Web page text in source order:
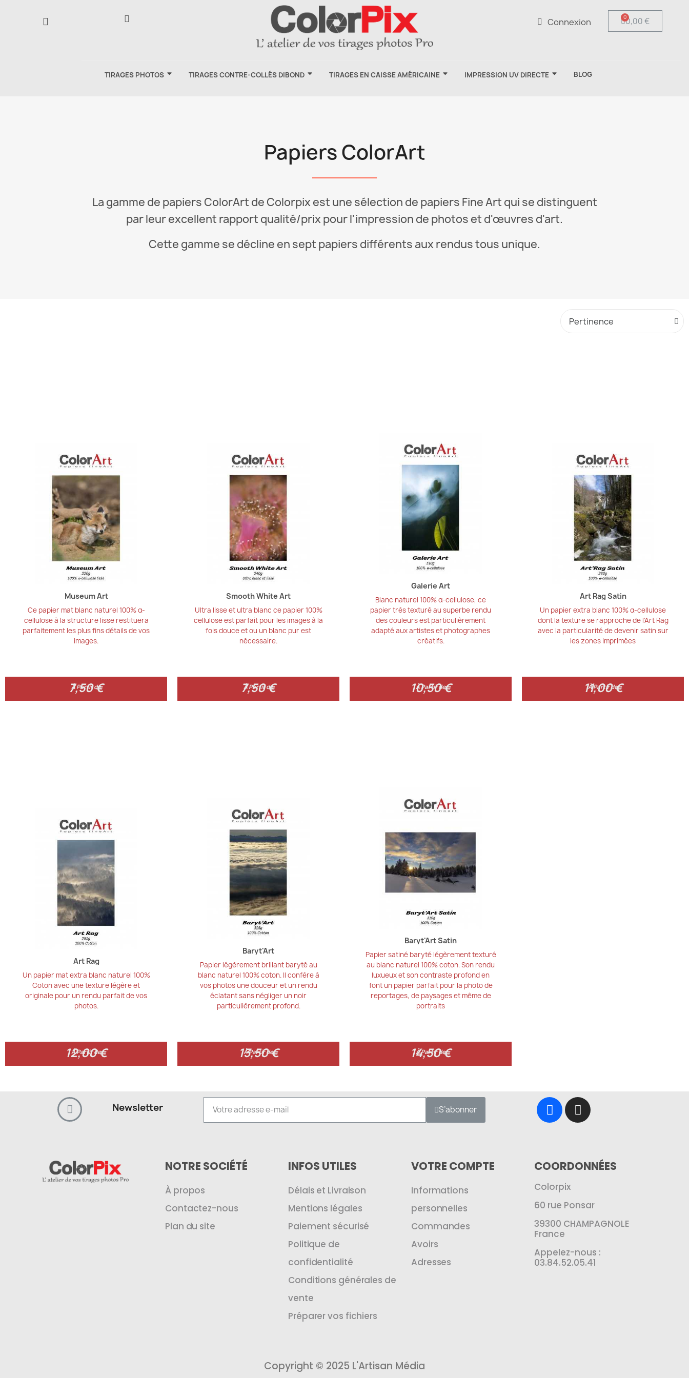
Connexion 0,00 €
TIRAGES PHOTOS TIRAGES CONTRE-COLLÉS DIBOND TIRAGES EN CAISSE AMÉRICAINE IMPRESSION UV DIRECTE BLOG
Papiers ColorArt
La gamme de papiers ColorArt de Colorpix est une sélection de papiers Fine Art qui se distinguent
par leur excellent rapport qualité/prix pour l'impression de photos et d'œuvres d'art.
Cette gamme se décline en sept papiers différents aux rendus tous unique.
Museum Art
Ce papier mat blanc naturel 100% α-
cellulose à la structure lisse restituera
parfaitement les plus fins détails de vos
images.
À Partir de
7,50 €
Smooth White Art
Ultra lisse et ultra blanc ce papier 100%
cellulose est parfait pour les images à la
fois douce et ou un blanc pur est
nécessaire.
À Partir de
7,50 €
Galerie Art
Blanc naturel 100% α-cellulose, ce
papier très texturé au superbe rendu
des couleurs est particulièrement
adapté aux artistes et photographes
créatifs.
À Partir de
10,50 €
Art Rag Satin
Un papier extra blanc 100% α-cellulose
dont la texture se rapproche de l’Art Rag
avec la particularité de devenir satin sur
les zones imprimées
À Partir de
11,00 €
Art Rag
Un papier mat extra blanc naturel 100%
Coton avec une texture légère et
originale pour un rendu parfait de vos
photos.
À Partir de
12,00 €
Baryt'Art
Papier légèrement brillant baryté au
blanc naturel 100% coton. Il confère à
vos photos une douceur et un rendu
éclatant sans négliger un noir
particulièrement profond.
À Partir de
13,50 €
Baryt'Art Satin
Papier satiné baryté légèrement texturé
au blanc naturel 100% coton. Son rendu
luxueux et son contraste profond en
font un papier parfait pour la photo de
reportages, de paysages et même de
portraits
À Partir de
14,50 €
Newsletter S’abonner
NOTRE SOCIÉTÉ
À propos
Contactez-nous
Plan du site
INFOS UTILES
Délais et Livraison
Mentions légales
Paiement sécurisé
Politique de
confidentialité
Conditions générales de
vente
Préparer vos fichiers
VOTRE COMPTE
Informations
personnelles
Commandes
Avoirs
Adresses
COORDONNÉES
Colorpix
60 rue Ponsar
39300 CHAMPAGNOLE
France
Appelez-nous :
03.84.52.05.41
Copyright © 2025 L'Artisan Média